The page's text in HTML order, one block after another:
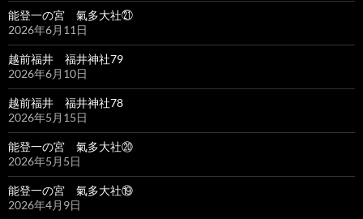
能登一の宮 氣多大社㉑
2026年6月11日
越前福井 福井神社79
2026年6月10日
越前福井 福井神社78
2026年5月15日
能登一の宮 氣多大社⑳
2026年5月5日
能登一の宮 氣多大社⑲
2026年4月9日